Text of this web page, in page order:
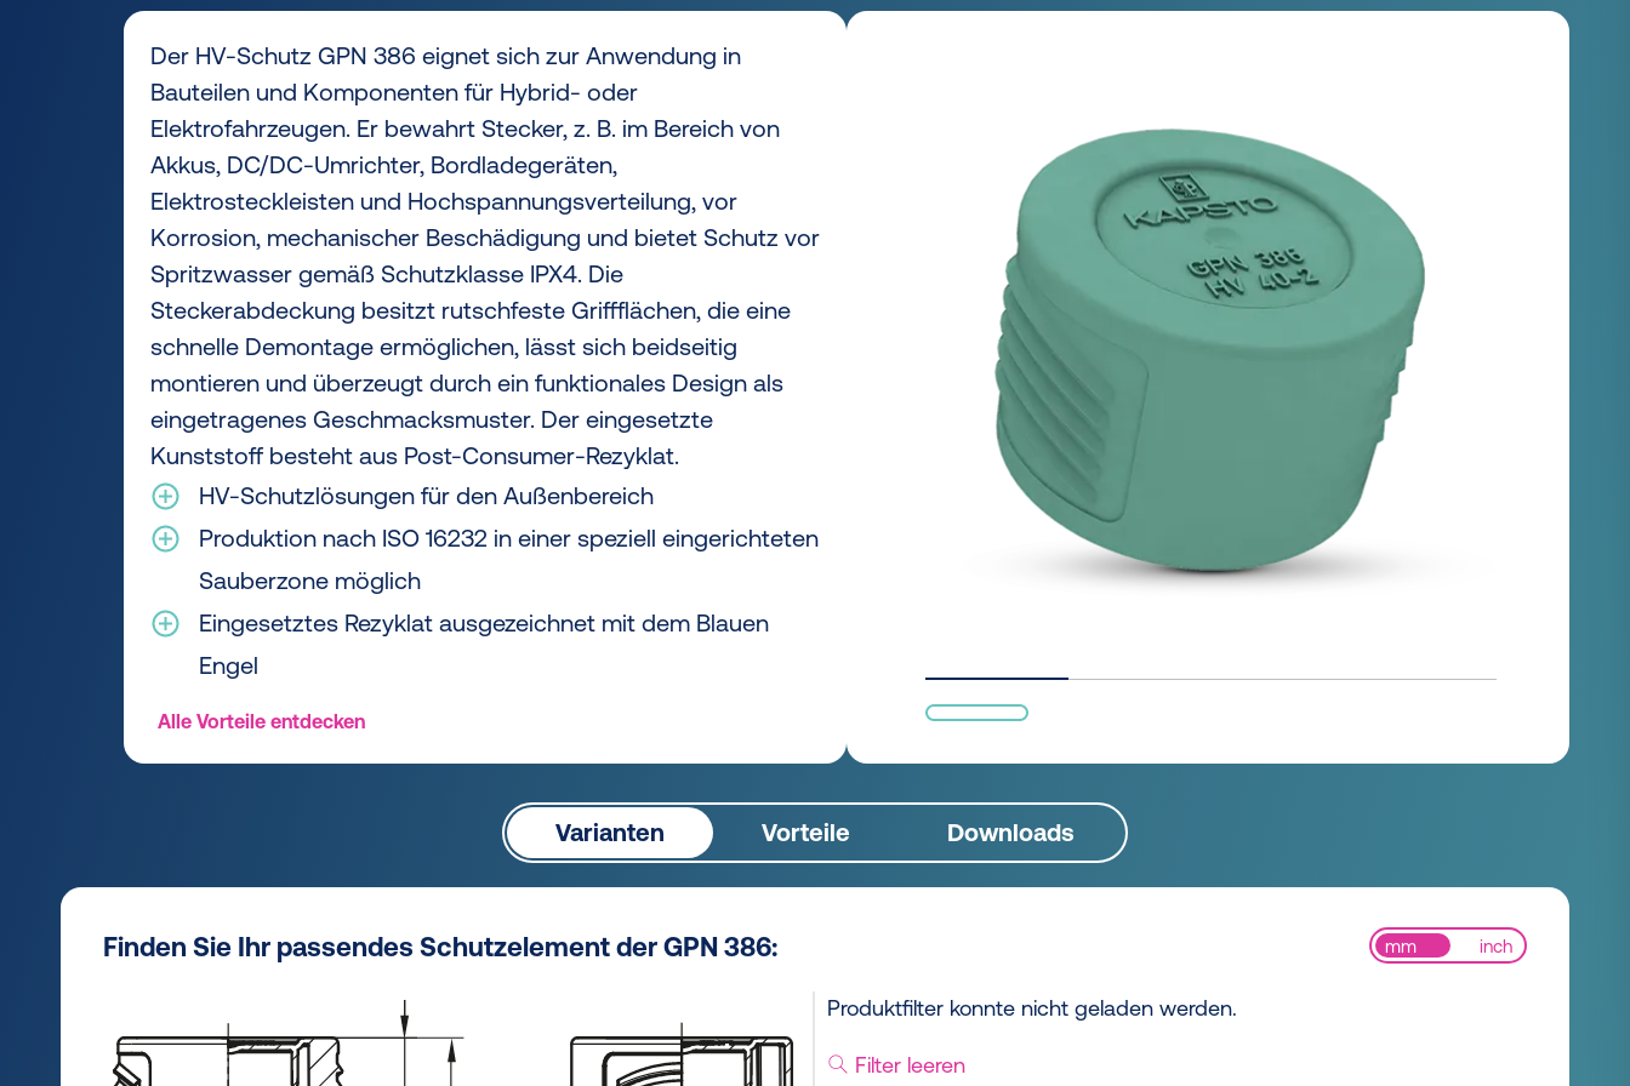
Der HV-Schutz GPN 386 eignet sich zur Anwendung in
Bauteilen und Komponenten für Hybrid- oder
Elektrofahrzeugen. Er bewahrt Stecker, z. B. im Bereich von
Akkus, DC/DC-Umrichter, Bordladegeräten,
Elektrosteckleisten und Hochspannungsverteilung, vor
Korrosion, mechanischer Beschädigung und bietet Schutz vor
Spritzwasser gemäß Schutzklasse IPX4. Die
Steckerabdeckung besitzt rutschfeste Griffflächen, die eine
schnelle Demontage ermöglichen, lässt sich beidseitig
montieren und überzeugt durch ein funktionales Design als
eingetragenes Geschmacksmuster. Der eingesetzte
Kunststoff besteht aus Post-Consumer-Rezyklat.
HV-Schutzlösungen für den Außenbereich
Produktion nach ISO 16232 in einer speziell eingerichteten
Sauberzone möglich
Eingesetztes Rezyklat ausgezeichnet mit dem Blauen
Engel
Alle Vorteile entdecken
Varianten Vorteile Downloads
Finden Sie Ihr passendes Schutzelement der GPN 386:
Produktfilter konnte nicht geladen werden.
mm inch
Filter leeren